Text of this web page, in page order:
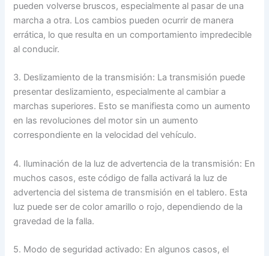
pueden volverse bruscos, especialmente al pasar de una
marcha a otra. Los cambios pueden ocurrir de manera
errática, lo que resulta en un comportamiento impredecible
al conducir.
3. Deslizamiento de la transmisión: La transmisión puede
presentar deslizamiento, especialmente al cambiar a
marchas superiores. Esto se manifiesta como un aumento
en las revoluciones del motor sin un aumento
correspondiente en la velocidad del vehículo.
4. Iluminación de la luz de advertencia de la transmisión: En
muchos casos, este código de falla activará la luz de
advertencia del sistema de transmisión en el tablero. Esta
luz puede ser de color amarillo o rojo, dependiendo de la
gravedad de la falla.
5. Modo de seguridad activado: En algunos casos, el